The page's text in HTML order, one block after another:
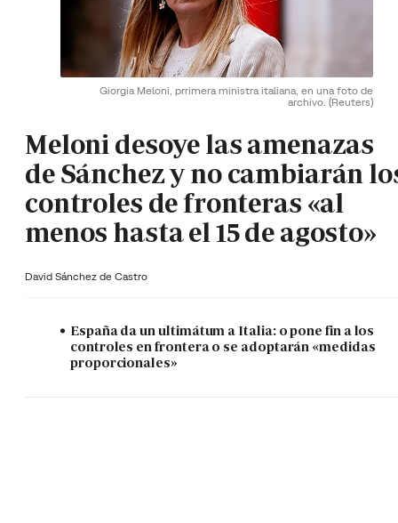
Giorgia Meloni, prrimera ministra italiana, en una foto de
archivo. (Reuters)
Meloni desoye las amenazas
de Sánchez y no cambiarán
controles de fronteras «al
menos hasta el 15 de agosto»
David Sánchez de Castro
España da un ultimátum a Italia: o pone fin a los
controles en frontera o se adoptarán «medidas
proporcionales»